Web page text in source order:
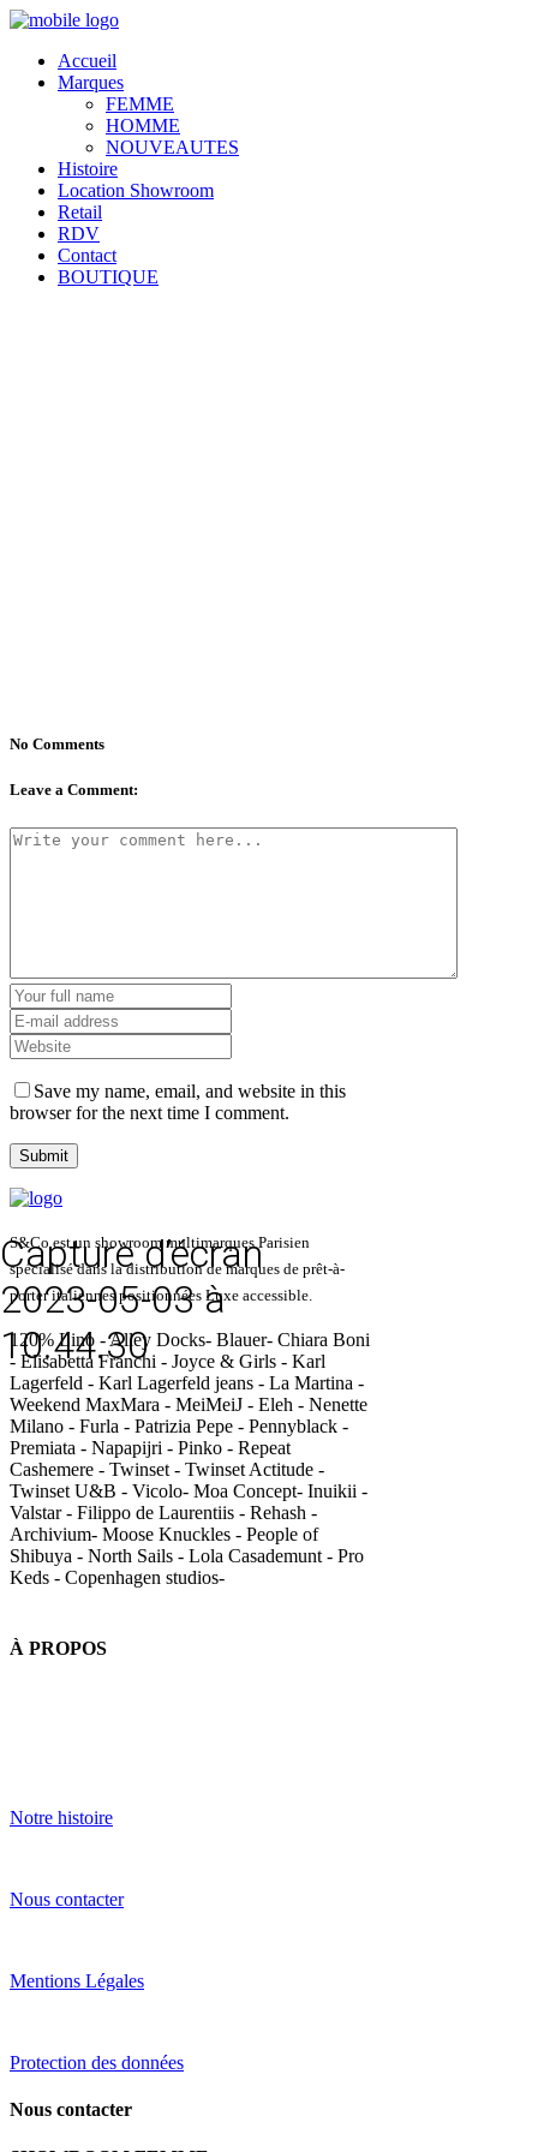
Accueil
Marques
FEMME
HOMME
NOUVEAUTES
Histoire
Location Showroom
Retail
RDV
Contact
BOUTIQUE
Capture d’écran
2023-05-03 à
10.44.30
No Comments
Leave a Comment:
Save my name, email, and website in this
browser for the next time I comment.
S&Co est un showroom multimarques Parisien
spécialisé dans la distribution de marques de prêt-à-
porter italiennes positionnées Luxe accessible.
120% Lino - Alley Docks- Blauer- Chiara Boni
- Elisabetta Franchi - Joyce & Girls - Karl
Lagerfeld - Karl Lagerfeld jeans - La Martina -
Weekend MaxMara - MeiMeiJ - Eleh - Nenette
Milano - Furla - Patrizia Pepe - Pennyblack -
Premiata - Napapijri - Pinko - Repeat
Cashemere - Twinset - Twinset Actitude -
Twinset U&B - Vicolo- Moa Concept- Inuikii -
Valstar - Filippo de Laurentiis - Rehash -
Archivium- Moose Knuckles - People of
Shibuya - North Sails - Lola Casademunt - Pro
Keds - Copenhagen studios-
À PROPOS
Notre histoire
Nous contacter
Mentions Légales
Protection des données
Nous contacter